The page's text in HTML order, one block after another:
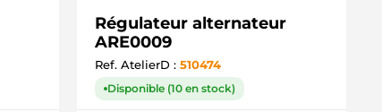
Régulateur alternateur
ARE0009
Ref. AtelierD : 510474
Disponible (10 en stock)